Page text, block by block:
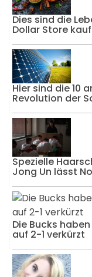
Dies sind die
Dollar Store
Hier sind die 10
Revolution der
Spezielle
Jong Un lässt
Die Bucks
auf 2-1 verkürzt